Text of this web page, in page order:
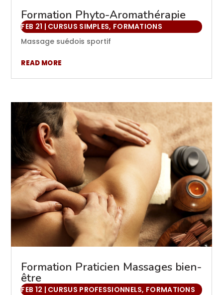
Formation Phyto-Aromathérapie
FEB 21 | CURSUS SIMPLES, FORMATIONS
Massage suédois sportif
READ MORE
Formation Praticien Massages bien-
être
FEB 12 | CURSUS PROFESSIONNELS, FORMATIONS